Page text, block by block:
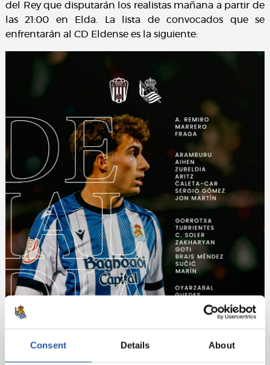
Consent Details About
del Rey que disputarán los realistas mañana a partir de
las 21:00 en Elda. La lista de convocados que se
enfrentarán al CD Eldense es la siguiente: